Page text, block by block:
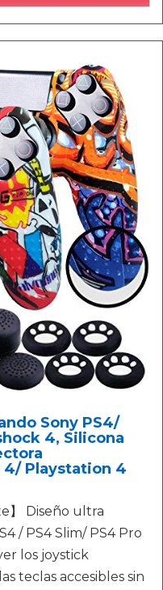
Sony PS4/
4, Silicona
4/ Playstation 4
】 Diseño ultra
/ PS4 Slim/ PS4 Pro
los joystick
teclas accesibles sin